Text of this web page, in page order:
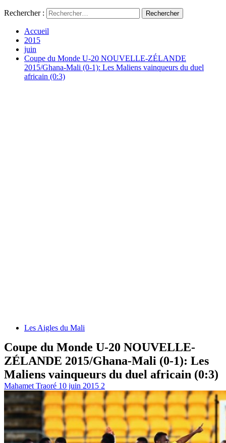
Rechercher :
Accueil
2015
juin
Coupe du Monde U-20 NOUVELLE-ZÉLANDE
2015/Ghana-Mali (0-1): Les Maliens vainqueurs du duel
africain (0:3)
Les Aigles du Mali
Coupe du Monde U-20 NOUVELLE-
ZÉLANDE 2015/Ghana-Mali (0-1): Les
Maliens vainqueurs du duel africain (0:3)
Mahamet Traoré 10 juin 2015 2